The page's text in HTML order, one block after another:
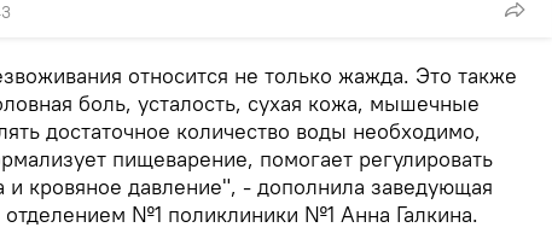
относится не только жажда. Это также
боль, усталость, сухая кожа, мышечные
достаточное количество воды необходимо,
пищеварение, помогает регулировать
и кровяное давление", - дополнила заведующая
отделением №1 поликлиники №1 Анна Галкина.